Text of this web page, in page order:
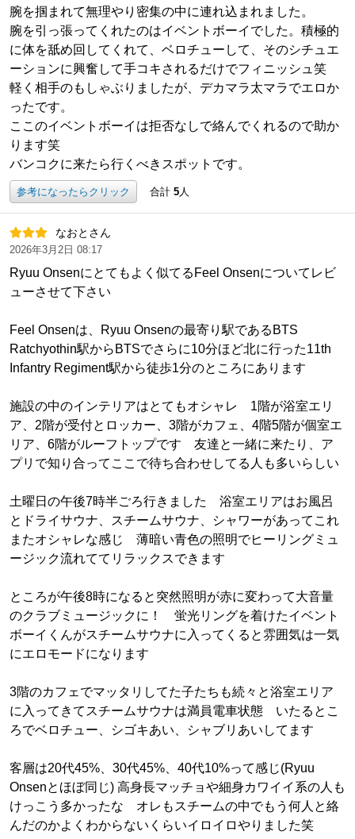
腕を掴まれて無理やり密集の中に連れ込まれました。
腕を引っ張ってくれたのはイベントボーイでした。積極的
に体を舐め回してくれて、ベロチューして、そのシチュエ
ーションに興奮して手コキされるだけでフィニッシュ笑
軽く相手のもしゃぶりましたが、デカマラ太マラでエロか
ったです。
ここのイベントボーイは拒否なしで絡んでくれるので助か
ります笑
バンコクに来たら行くべきスポットです。
参考になったらクリック 合計 5人
なおとさん
2026年3月2日 08:17
Ryuu Onsenにとてもよく似てるFeel Onsenについてレビ
ューさせて下さい
Feel Onsenは、Ryuu Onsenの最寄り駅であるBTS
Ratchyothin駅からBTSでさらに10分ほど北に行った11th
Infantry Regiment駅から徒歩1分のところにあります
施設の中のインテリアはとてもオシャレ 1階が浴室エリ
ア、2階が受付とロッカー、3階がカフェ、4階5階が個室エ
リア、6階がルーフトップです 友達と一緒に来たり、ア
プリで知り合ってここで待ち合わせしてる人も多いらしい
土曜日の午後7時半ごろ行きました 浴室エリアはお風呂
とドライサウナ、スチームサウナ、シャワーがあってこれ
またオシャレな感じ 薄暗い青色の照明でヒーリングミュ
ージック流れててリラックスできます
ところが午後8時になると突然照明が赤に変わって大音量
のクラブミュージックに！ 蛍光リングを着けたイベント
ボーイくんがスチームサウナに入ってくると雰囲気は一気
にエロモードになります
3階のカフェでマッタリしてた子たちも続々と浴室エリア
に入ってきてスチームサウナは満員電車状態 いたるとこ
ろでベロチュー、シゴキあい、シャブリあいしてます
客層は20代45%、30代45%、40代10%って感じ(Ryuu
Onsenとほぼ同じ) 高身長マッチョや細身カワイイ系の人も
けっこう多かったな オレもスチームの中でもう何人と絡
んだのかよくわからないくらいイロイロやりました笑